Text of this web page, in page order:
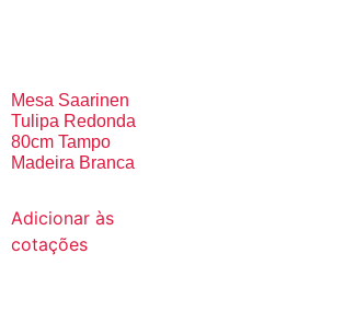
Mesa Saarinen
Tulipa Redonda
80cm Tampo
Madeira Branca
Adicionar às
cotações